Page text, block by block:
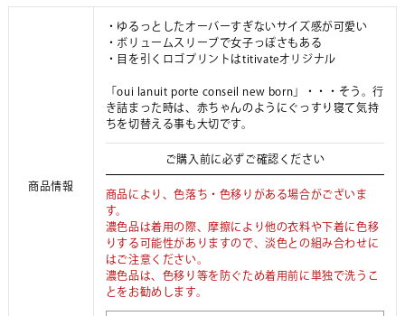
商品情報
・ゆるっとしたオーバーすぎないサイズ感が可愛い
・ボリュームスリーブで女子っぽさもある
・目を引くロゴプリントはtitivateオリジナル
「oui lanuit porte conseil new born」・・・そう。行
き詰まった時は、赤ちゃんのようにぐっすり寝て気持
ちを切替える事も大切です。
ご購入前に必ずご確認ください
商品により、色落ち・色移りがある場合がございま
す。
濃色品は着用の際、摩擦により他の衣料や下着に色移
りする可能性がありますので、淡色との組み合わせに
はご注意ください。
濃色品は、色移り等を防ぐため着用前に単独で洗うこ
とをお勧めします。